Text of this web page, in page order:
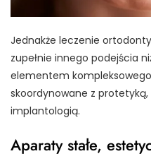
Jednakże leczenie
zupełnie innego podejścia
elementem
skoordynowane z
implantologią.
Aparaty stałe,